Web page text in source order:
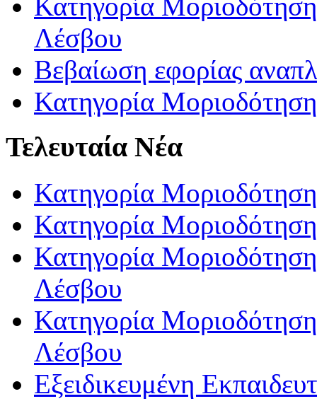
Λέσβου
Βεβαίωση εφορίας
Κατηγορία
Τελευταία Νέα
Κατηγορία
Κατηγορία
Κατηγορία
Λέσβου
Κατηγορία
Λέσβου
Εξειδικευμένη